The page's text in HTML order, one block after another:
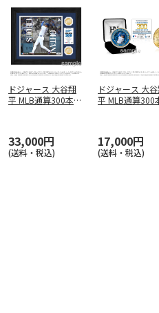
ドジャース 大谷翔
平 MLB通算300本塁
33,000円
(送料・税込)
ドジャース 大
平 MLB通算300
17,000円
(送料・税込)